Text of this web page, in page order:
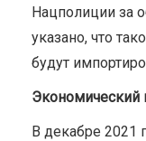
Нацполиции за
указано, что
будут
Экономический
В декабре 2021